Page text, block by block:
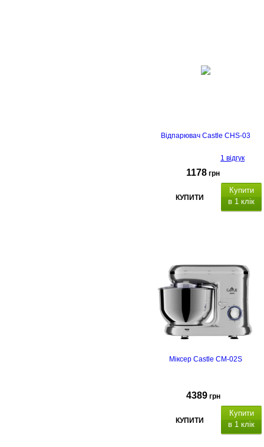
Відпарювач Castle CHS-03
1 відгук
1178 грн
КУПИТИ
Купити
в 1 клік
Міксер Castle CM-02S
4389 грн
КУПИТИ
Купити
в 1 клік